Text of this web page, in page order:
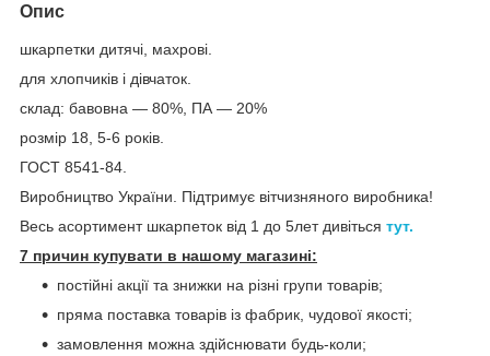
Опис
шкарпетки дитячі, махрові.
для хлопчиків і дівчаток.
склад: бавовна — 80%, ПА — 20%
розмір 18, 5-6 років.
ГОСТ 8541-84.
Виробництво України. Підтримує вітчизняного виробника!
Весь асортимент шкарпеток від 1 до 5лет дивіться тут.
7 причин купувати в нашому магазині:
постійні акції та знижки на різні групи товарів;
пряма поставка товарів із фабрик, чудової якості;
замовлення можна здійснювати будь-коли;